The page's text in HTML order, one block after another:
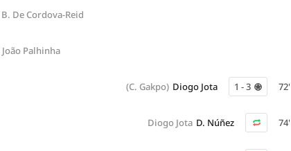
B. De Cordova-Reid
João Palhinha
72'
1 - 3
Diogo Jota
(C. Gakpo)
74'
D. Núñez
Diogo Jota